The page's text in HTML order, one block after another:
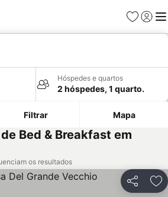
Favoritos
Iniciar
Hóspedes e quartos
2 hóspedes, 1 quarto.
Filtrar Mapa
Bed & Breakfast em
os resultados
Partilhar